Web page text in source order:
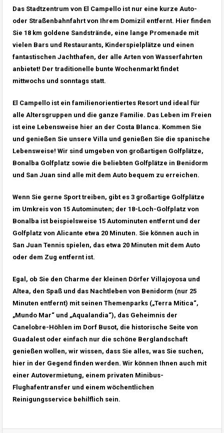
Das Stadtzentrum von El Campello ist nur eine kurze Auto-
oder Straßenbahnfahrt von Ihrem Domizil entfernt. Hier finden
Sie 18 km goldene Sandstrände, eine lange Promenade mit
vielen Bars und Restaurants, Kinderspielplätze und einen
fantastischen Jachthafen, der alle Arten von Wasserfahrten
anbietet! Der traditionelle bunte Wochenmarkt findet
mittwochs und sonntags statt.
El Campello ist ein familienorientiertes Resort und ideal für
alle Altersgruppen und die ganze Familie. Das Leben im Freien
ist eine Lebensweise hier an der Costa Blanca. Kommen Sie
und genießen Sie unsere Villa und genießen Sie die spanische
Lebensweise! Wir sind umgeben von großartigen Golfplätze,
Bonalba Golfplatz sowie die beliebten Golfplätze in Benidorm
und San Juan sind alle mit dem Auto bequem zu erreichen.
Wenn Sie gerne Sport treiben, gibt es 3 großartige Golfplätze
im Umkreis von 15 Autominuten; der 18-Loch-Golfplatz von
Bonalba ist beispielsweise 15 Autominuten entfernt und der
Golfplatz von Alicante etwa 20 Minuten. Sie können auch in
San Juan Tennis spielen, das etwa 20 Minuten mit dem Auto
oder dem Zug entfernt ist.
Egal, ob Sie den Charme der kleinen Dörfer Villajoyosa und
Altea, den Spaß und das Nachtleben von Benidorm (nur 25
Minuten entfernt) mit seinen Themenparks („Terra Mitica“,
„Mundo Mar“ und „Aqualandia“), das Geheimnis der
Canelobre-Höhlen im Dorf Busot, die historische Seite von
Guadalest oder einfach nur die schöne Berglandschaft
genießen wollen, wir wissen, dass Sie alles, was Sie suchen,
hier in der Gegend finden werden. Wir können Ihnen auch mit
einer Autovermietung, einem privaten Minibus-
Flughafentransfer und einem wöchentlichen
Reinigungsservice behilflich sein.